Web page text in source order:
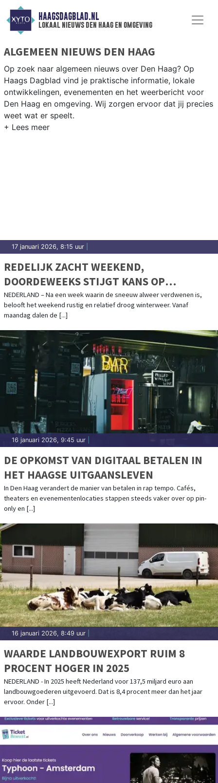
HAAGSDAGBLAD.NL
lokaal nieuws den haag en omgeving
ALGEMEEN NIEUWS DEN HAAG
Op zoek naar algemeen nieuws over Den Haag? Op
Haags Dagblad vind je praktische informatie, lokale
ontwikkelingen, evenementen en het weerbericht voor
Den Haag en omgeving. Wij zorgen ervoor dat jij precies
weet wat er speelt.
17 januari 2026, 8:15 uur
REDELIJK ZACHT WEEKEND,
DOORDEWEEKS STIJGT KANS OP
NACHTVORST
NEDERLAND – Na een week waarin de sneeuw alweer verdwenen is,
belooft het weekend rustig en relatief droog winterweer. Vanaf
maandag dalen de [...]
16 januari 2026, 9:45 uur
DE OPKOMST VAN DIGITAAL BETALEN IN
HET HAAGSE UITGAANSLEVEN
In Den Haag verandert de manier van betalen in rap tempo. Cafés,
theaters en evenementenlocaties stappen steeds vaker over op pin-
only en [...]
16 januari 2026, 8:49 uur
WAARDE LANDBOUWEXPORT RUIM 8
PROCENT HOGER IN 2025
NEDERLAND - In 2025 heeft Nederland voor 137,5 miljard euro aan
landbouwgoederen uitgevoerd. Dat is 8,4 procent meer dan het jaar
ervoor. Onder [...]